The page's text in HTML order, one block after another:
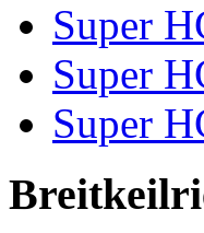
Super
Super
Super